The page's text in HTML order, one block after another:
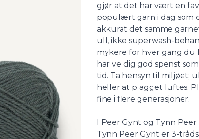
gjør at det har vært en
populært garn i dag som
akkurat det samme
ull, ikke superwash-
mykere for hver gang du
har veldig god spenst
tid. Ta hensyn til miljøet;
heller at plagget luftes.
fine i flere generasjoner.
I Peer Gynt og Tynn
Tynn Peer Gynt er 3-